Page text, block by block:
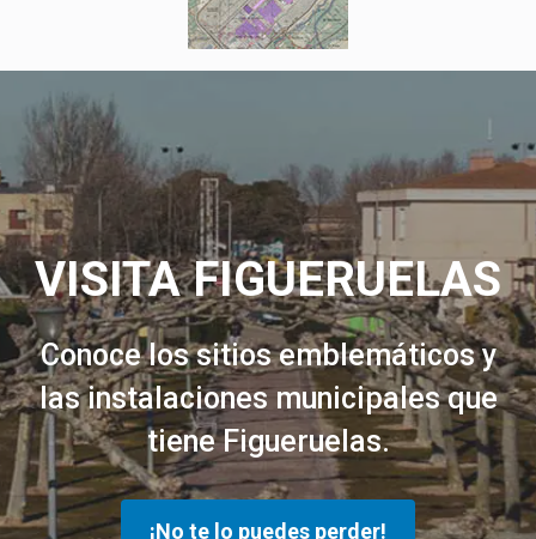
VISITA FIGUERUELAS
Conoce los sitios emblemáticos y
las instalaciones municipales que
tiene Figueruelas.
¡No te lo puedes perder!